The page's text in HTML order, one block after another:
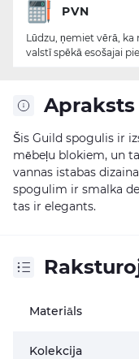
Apraksts
Šis Guild spogulis ir
mēbeļu blokiem, un
vannas istabas
spogulim ir smalka
tas ir elegants.
Materiāls
Kolekcija
PVN
Lūdzu, ņemiet vērā,
valstī spēkā esošajai